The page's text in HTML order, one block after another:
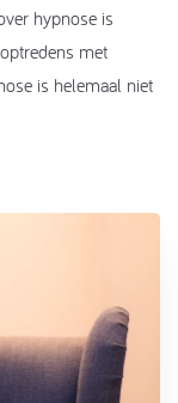
hypnose is
met
is helemaal niet